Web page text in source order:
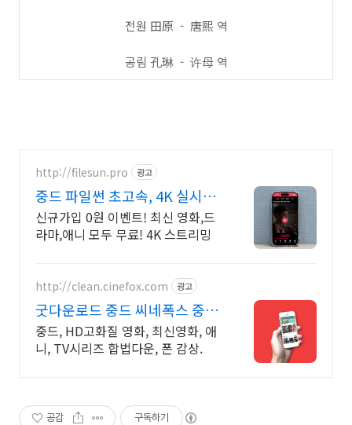
전원 田原 - 唐熙 역
공림 孔琳 - 许母 역
http://filesun.pro 광고
중드 파일썬 초고속, 4K 실시간
보기!
신규가입 0원 이벤트! 최신 영화,드
라마,애니 모두 무료! 4K 스트리밍
http://clean.cinefox.com 광고
굿다운로드 중드 씨네폭스 중드
일드 30%할인
중드, HD고화질 영화, 최신영화, 애
니, TV시리즈 합법다운, 폰 감상.
공감 구독하기